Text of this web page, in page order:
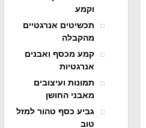
וקמע
תכשיטים אנרגטיים
מהקבלה
קמע מכסף ואבנים
אנרגטיות
תמונות ועיצובים
מאבני החושן
גביע כסף טהור למזל
טוב